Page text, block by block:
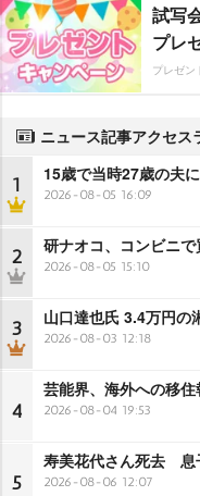
試写
プレ
プレゼン
ニュース記事アクセス
1 15歳で当時27歳の夫
2026-08-05 16:09
2 研ナオコ、コンビニ
2026-08-05 15:10
3 山口達也氏 3.4万円の
2026-08-03 12:18
4
芸能界、海外への移
2026-08-04 19:53
5
寿美花代さん死去 息
2026-08-06 12:07